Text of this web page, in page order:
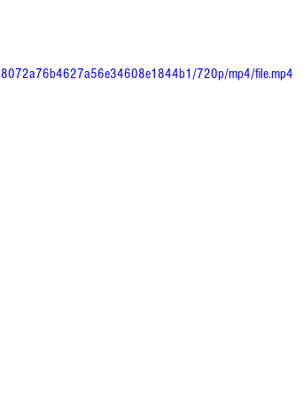
720p/mp4/file.mp4